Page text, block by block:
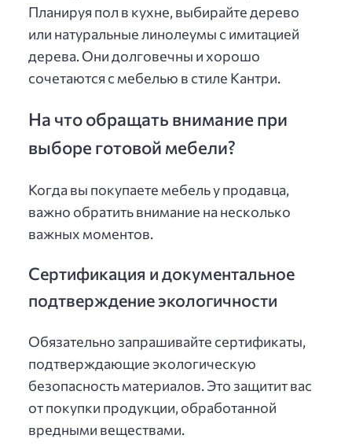
Планируя пол в кухне, выбирайте дерево
или натуральные линолеумы с имитацией
дерева. Они долговечны и хорошо
сочетаются с мебелью в стиле Кантри.
На что обращать внимание при
выборе готовой мебели?
Когда вы покупаете мебель у продавца,
важно обратить внимание на несколько
важных моментов.
Сертификация и документальное
подтверждение экологичности
Обязательно запрашивайте сертификаты,
подтверждающие экологическую
безопасность материалов. Это защитит вас
от покупки продукции, обработанной
вредными веществами.